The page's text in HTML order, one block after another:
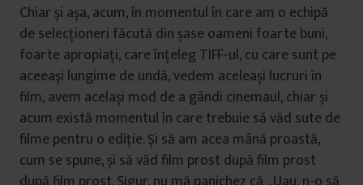
Chiar și așa, acum, în momentul în care am o echipă
de selecționeri făcută din șase oameni foarte buni,
foarte apropiați, care înțeleg TIFF-ul, cu care sunt pe
aceeași lungime de undă, vedem aceleași lucruri în
film, avem același mod de a gândi cinemaul, chiar și
acum există momentul în care trebuie să văd sute de
filme pentru o ediție. Și să am acea mână proastă,
cum se spune, și să văd film prost după film prost